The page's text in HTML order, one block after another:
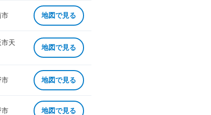
市 地図で見る
天
地図で見る
市 地図で見る
市 地図で見る